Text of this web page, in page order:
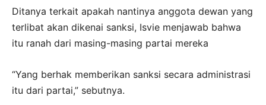
Ditanya terkait apakah nantinya anggota dewan yang
terlibat akan dikenai sanksi, Isvie menjawab bahwa
itu ranah dari masing-masing partai mereka
“Yang berhak memberikan sanksi secara administrasi
itu dari partai,” sebutnya.